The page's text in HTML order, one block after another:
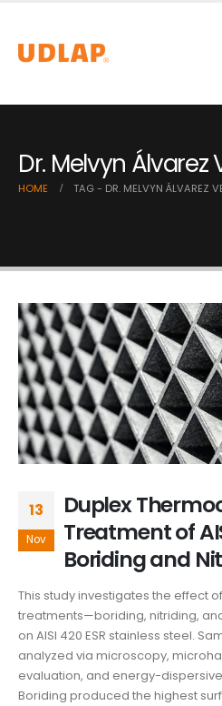
Dr. Melvyn Álvarez
HOME TAG - DR. MELVYN ÁLVAREZ
13
Nov
Duplex
Treatment of
Boriding and
This study investigates the effect
treatments—boriding, nitriding,
on AISI 420 ESR stainless steel.
analyzed via microscopy,
evaluation, and energy-
Boriding produced the highest